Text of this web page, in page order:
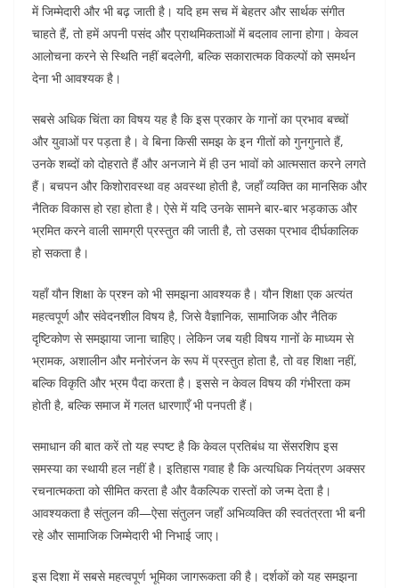
में जिम्मेदारी और भी बढ़ जाती है। यदि हम सच में बेहतर और सार्थक संगीत
चाहते हैं, तो हमें अपनी पसंद और प्राथमिकताओं में बदलाव लाना होगा। केवल
आलोचना करने से स्थिति नहीं बदलेगी, बल्कि सकारात्मक विकल्पों को समर्थन
देना भी आवश्यक है।
सबसे अधिक चिंता का विषय यह है कि इस प्रकार के गानों का प्रभाव बच्चों
और युवाओं पर पड़ता है। वे बिना किसी समझ के इन गीतों को गुनगुनाते हैं,
उनके शब्दों को दोहराते हैं और अनजाने में ही उन भावों को आत्मसात करने लगते
हैं। बचपन और किशोरावस्था वह अवस्था होती है, जहाँ व्यक्ति का मानसिक और
नैतिक विकास हो रहा होता है। ऐसे में यदि उनके सामने बार-बार भड़काऊ और
भ्रमित करने वाली सामग्री प्रस्तुत की जाती है, तो उसका प्रभाव दीर्घकालिक
हो सकता है।
यहाँ यौन शिक्षा के प्रश्न को भी समझना आवश्यक है। यौन शिक्षा एक अत्यंत
महत्वपूर्ण और संवेदनशील विषय है, जिसे वैज्ञानिक, सामाजिक और नैतिक
दृष्टिकोण से समझाया जाना चाहिए। लेकिन जब यही विषय गानों के माध्यम से
भ्रामक, अशालीन और मनोरंजन के रूप में प्रस्तुत होता है, तो वह शिक्षा नहीं,
बल्कि विकृति और भ्रम पैदा करता है। इससे न केवल विषय की गंभीरता कम
होती है, बल्कि समाज में गलत धारणाएँ भी पनपती हैं।
समाधान की बात करें तो यह स्पष्ट है कि केवल प्रतिबंध या सेंसरशिप इस
समस्या का स्थायी हल नहीं है। इतिहास गवाह है कि अत्यधिक नियंत्रण अक्सर
रचनात्मकता को सीमित करता है और वैकल्पिक रास्तों को जन्म देता है।
आवश्यकता है संतुलन की—ऐसा संतुलन जहाँ अभिव्यक्ति की स्वतंत्रता भी बनी
रहे और सामाजिक जिम्मेदारी भी निभाई जाए।
इस दिशा में सबसे महत्वपूर्ण भूमिका जागरूकता की है। दर्शकों को यह समझना